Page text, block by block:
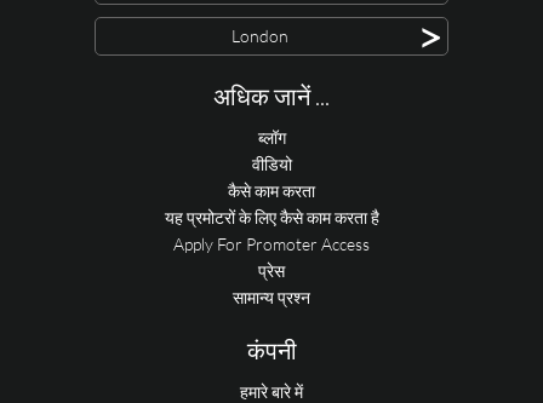
London >
अधिक जानें ...
ब्लॉग
वीडियो
कैसे काम करता
यह प्रमोटरों के लिए कैसे काम करता है
Apply For Promoter Access
प्रेस
सामान्य प्रश्न
कंपनी
हमारे बारे में